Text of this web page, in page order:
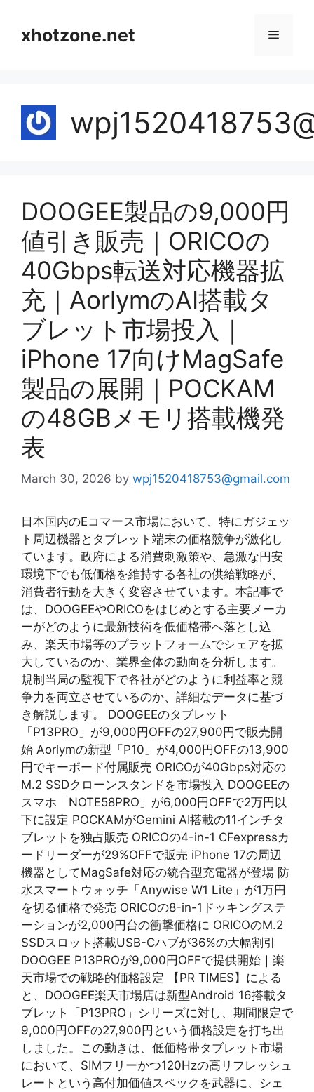
contentxhotzone.net Menu
DOOGEE製品の9,000円
値引き販売｜ORICOの
40Gbps転送対応機器拡
充｜AorlymのAI搭載タ
ブレット市場投入｜
iPhone 17向けMagSafe
製品の展開｜POCKAM
の48GBメモリ搭載機発
表
March 30, 2026 by wpj1520418753@gmail.com
日本国内のEコマース市場において、特にガジェッ
ト周辺機器とタブレット端末の価格競争が激化し
ています。政府による消費刺激策や、急激な円安
環境下でも低価格を維持する各社の供給戦略が、
消費者行動を大きく変容させています。本記事で
は、DOOGEEやORICOをはじめとする主要メーカ
ーがどのように最新技術を低価格帯へ落とし込
み、楽天市場等のプラットフォームでシェアを拡
大しているのか、業界全体の動向を分析します。
規制当局の監視下で各社がどのように利益率と競
争力を両立させているのか、詳細なデータに基づ
き解説します。 DOOGEEのタブレット
「P13PRO」が9,000円OFFの27,900円で販売開
始 Aorlymの新型「P10」が4,000円OFFの13,900
円でキーボード付属販売 ORICOが40Gbps対応の
M.2 SSDクローンスタンドを市場投入 DOOGEEの
スマホ「NOTE58PRO」が6,000円OFFで2万円以
下に設定 POCKAMがGemini AI搭載の11インチタ
ブレットを独占販売 ORICOの4-in-1 CFexpressカ
ードリーダーが29%OFFで販売 iPhone 17の周辺
機器としてMagSafe対応の統合型充電器が登場 防
水スマートウォッチ「Anywise W1 Lite」が1万円
を切る価格で発売 ORICOの8-in-1ドッキングステ
ーションが2,000円台の衝撃価格に ORICOのM.2
SSDスロット搭載USB-Cハブが36%の大幅割引
DOOGEE P13PROが9,000円OFFで提供開始｜楽
天市場での戦略的価格設定 【PR TIMES】による
と、DOOGEE楽天市場店は新型Android 16搭載タ
ブレット「P13PRO」シリーズに対し、期間限定で
9,000円OFFの27,900円という価格設定を打ち出
しました。この動きは、低価格帯タブレット市場
において、SIMフリーかつ120Hzの高リフレッシュ
レートという高付加価値スペックを武器に、シェ